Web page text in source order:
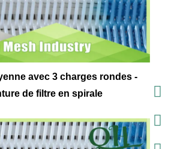
avec 3 charges rondes -
de filtre en spirale